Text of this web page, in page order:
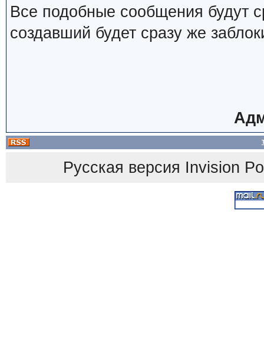
Все подобные сообщения будут
создавший будет сразу же
Русская версия Invision